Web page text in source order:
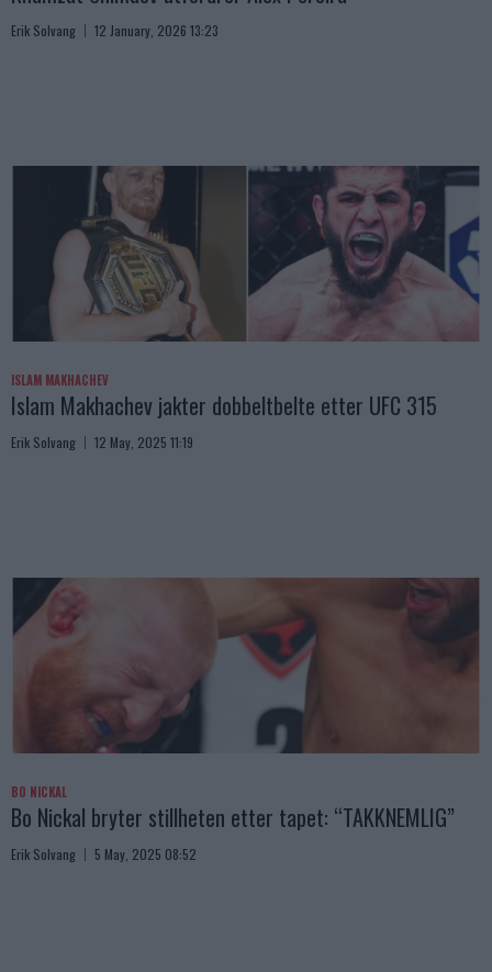
Erik Solvang 12 January, 2026 13:23
ISLAM MAKHACHEV
Islam Makhachev jakter dobbeltbelte etter UFC 315
Erik Solvang 12 May, 2025 11:19
BO NICKAL
Bo Nickal bryter stillheten etter tapet: “TAKKNEMLIG”
Erik Solvang 5 May, 2025 08:52